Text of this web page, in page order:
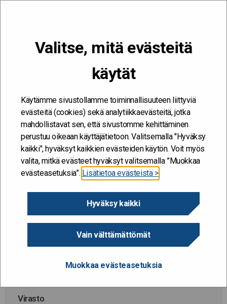
Valitse, mitä evästeitä
käytät
Käytämme sivustollamme toiminnallisuuteen liittyviä
evästeitä (cookies) sekä analytiikkaevästeitä, jotka
mahdollistavat sen, että sivustomme kehittäminen
perustuu oikeaan käyttäjätietoon. Valitsemalla "Hyväksy
kaikki", hyväksyt kaikkien evästeiden käytön. Voit myös
valita, mitkä evästeet hyväksyt valitsemalla ”Muokkaa
evästeasetuksia”. Lisätietoa evästeistä >
Hyväksy kaikki
Vain välttämättömät
Muokkaa evästeasetuksia
Kehitän ja kehityn #töissäSuomelle
Muutoksessa mukana – keskustoimisto
Muutoksessa mukana –
keskustoimisto uudistuu
27.9.2023
Diaarinumero
VK/61619/05.00.01.00/2023
1.11.2023 - 30.11.2024
Virasto